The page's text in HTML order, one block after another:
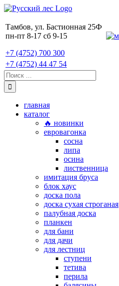
Skip
content
Тамбов, ул. Бастионная 25Ф
пн-пт 8-17 сб 9-15
+7 (4752) 700 300
+7 (4752) 44 47 54
Поиск:
главная
каталог
🔥 новинки
евровагонка
сосна
липа
осина
лиственница
имитация бруса
блок хаус
доска пола
доска сухая строганая
палубная доска
планкен
для бани
для дачи
для лестниц
ступени
тетива
перила